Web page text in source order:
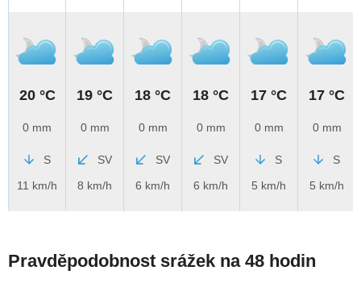
20 °C
0 mm
S
11 km/h
19 °C
0 mm
SV
8 km/h
18 °C
0 mm
SV
6 km/h
18 °C
0 mm
SV
6 km/h
17 °C
0 mm
S
5 km/h
17 °C
0 mm
S
5 km/h
Pravděpodobnost srážek na 48 hodin